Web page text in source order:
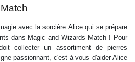
avec la sorcière Alice qui se prépare
dans Magic and Wizards Match ! Pour
collecter un assortiment de pierres
passionnant, c'est à vous d'aider Alice